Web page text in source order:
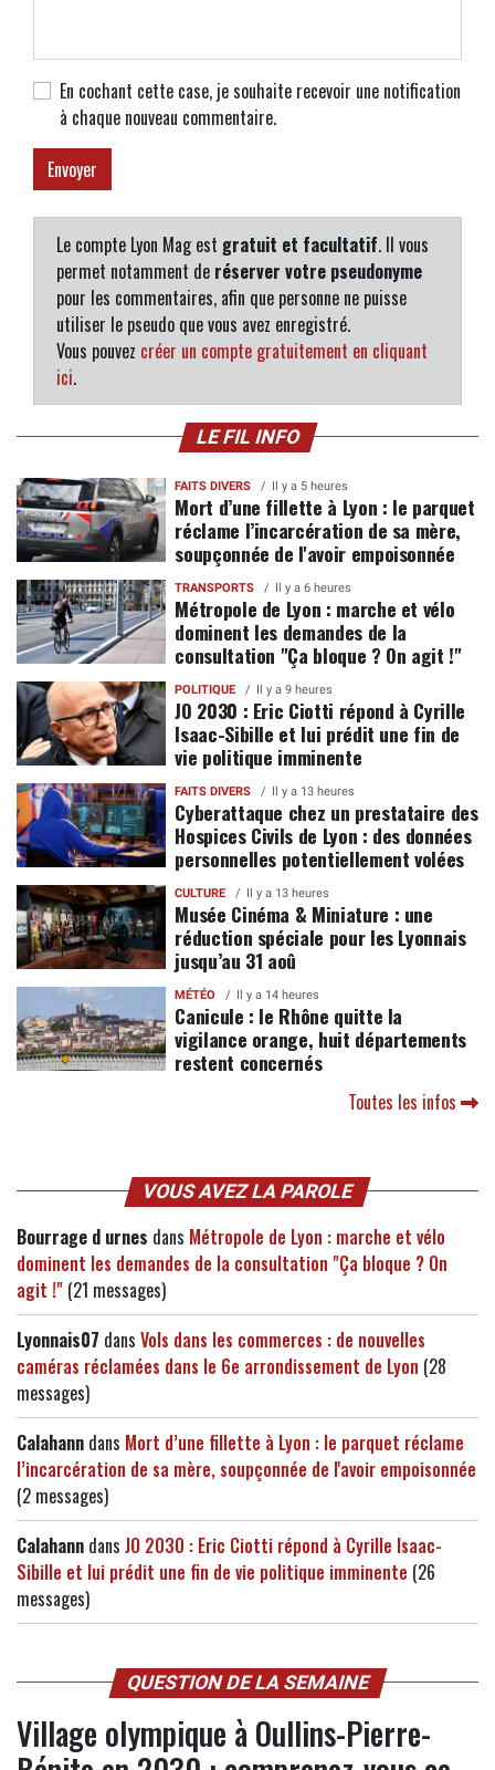
En cochant cette case, je souhaite recevoir une notification
à chaque nouveau commentaire.
Le compte Lyon Mag est gratuit et facultatif. Il vous
permet notamment de réserver votre pseudonyme
pour les commentaires, afin que personne ne puisse
utiliser le pseudo que vous avez enregistré.
Vous pouvez créer un compte gratuitement en cliquant
ici.
LE FIL INFO
FAITS DIVERS Il y a 5 heures
Mort d’une fillette à Lyon : le parquet
réclame l’incarcération de sa mère,
soupçonnée de l'avoir empoisonnée
TRANSPORTS Il y a 6 heures
Métropole de Lyon : marche et vélo
dominent les demandes de la
consultation "Ça bloque ? On agit !"
POLITIQUE Il y a 9 heures
JO 2030 : Eric Ciotti répond à Cyrille
Isaac-Sibille et lui prédit une fin de
vie politique imminente
FAITS DIVERS Il y a 13 heures
Cyberattaque chez un prestataire des
Hospices Civils de Lyon : des données
personnelles potentiellement volées
CULTURE Il y a 13 heures
Musée Cinéma & Miniature : une
réduction spéciale pour les Lyonnais
jusqu’au 31 aoû
MÉTÉO Il y a 14 heures
Canicule : le Rhône quitte la
vigilance orange, huit départements
restent concernés
Toutes les infos
VOUS AVEZ LA PAROLE
Bourrage d urnes dans Métropole de Lyon : marche et vélo
dominent les demandes de la consultation "Ça bloque ? On
agit !" (21 messages)
Lyonnais07 dans Vols dans les commerces : de nouvelles
caméras réclamées dans le 6e arrondissement de Lyon (28
messages)
Calahann dans Mort d’une fillette à Lyon : le parquet réclame
l’incarcération de sa mère, soupçonnée de l'avoir empoisonnée
(2 messages)
Calahann dans JO 2030 : Eric Ciotti répond à Cyrille Isaac-
Sibille et lui prédit une fin de vie politique imminente (26
messages)
QUESTION DE LA SEMAINE
Village olympique à Oullins-Pierre-